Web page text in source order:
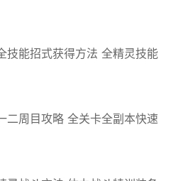
技能招式获得方法 全精灵技能
二周目攻略 全关卡全副本快速